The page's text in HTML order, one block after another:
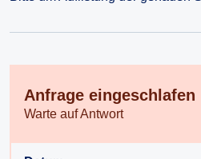
Anfrage eingeschlafen
Warte auf Antwort